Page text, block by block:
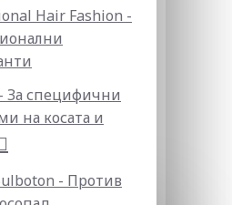
Hair Fashion -
За специфични
на косата и
- Против